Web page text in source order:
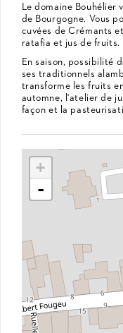
Le domaine Bouhélier
de Bourgogne. Vous
cuvées de Crémants
ratafia et jus de fruits.
En saison, possibilité
ses traditionnels
transforme les fruits
automne, l'atelier de
façon et la
+
-